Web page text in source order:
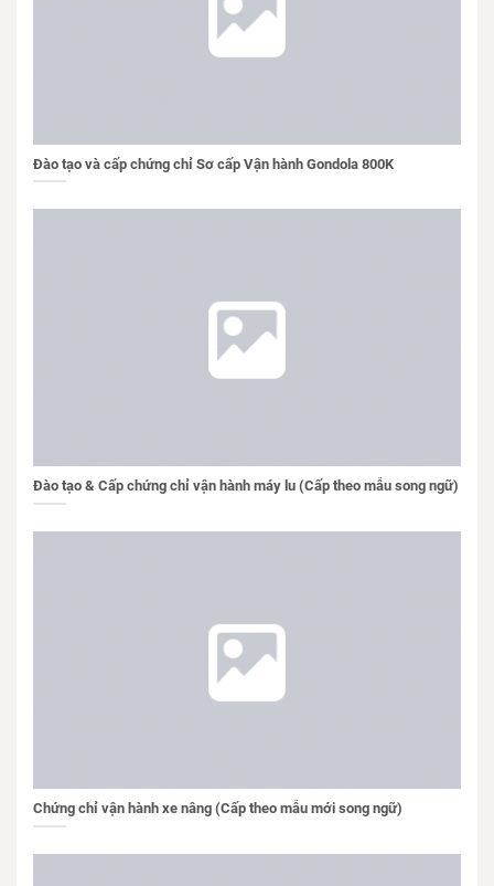
Đào tạo và cấp chứng chỉ Sơ cấp Vận hành Gondola 800K
Đào tạo & Cấp chứng chỉ vận hành máy lu (Cấp theo mẫu song ngữ)
Chứng chỉ vận hành xe nâng (Cấp theo mẫu mới song ngữ)